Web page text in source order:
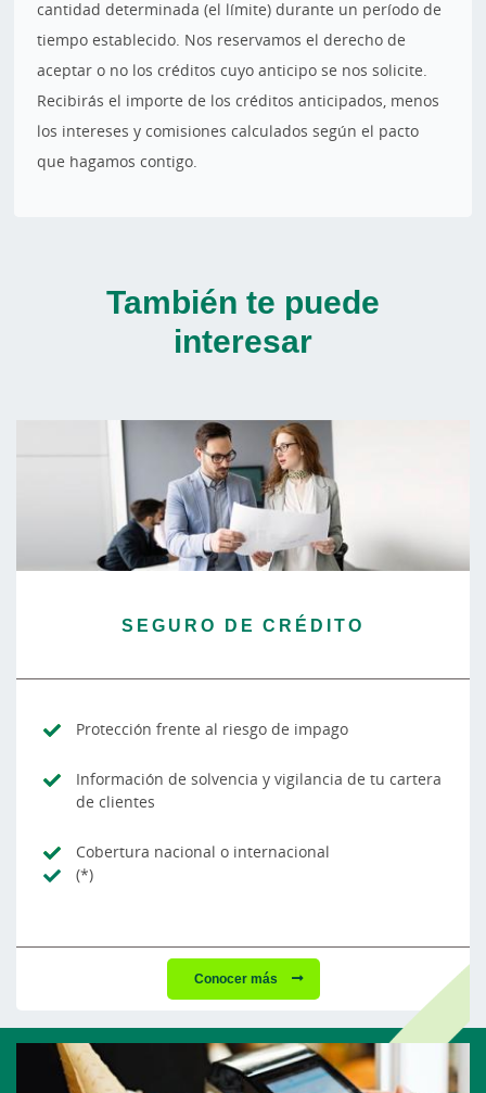
cantidad determinada (el límite) durante un período de
tiempo establecido. Nos reservamos el derecho de
aceptar o no los créditos cuyo anticipo se nos solicite.
Recibirás el importe de los créditos anticipados, menos
los intereses y comisiones calculados según el pacto
que hagamos contigo.
También te puede
interesar
SEGURO DE CRÉDITO
Protección frente al riesgo de impago
Información de solvencia y vigilancia de tu cartera
de clientes
Cobertura nacional o internacional
(*)
Conocer más